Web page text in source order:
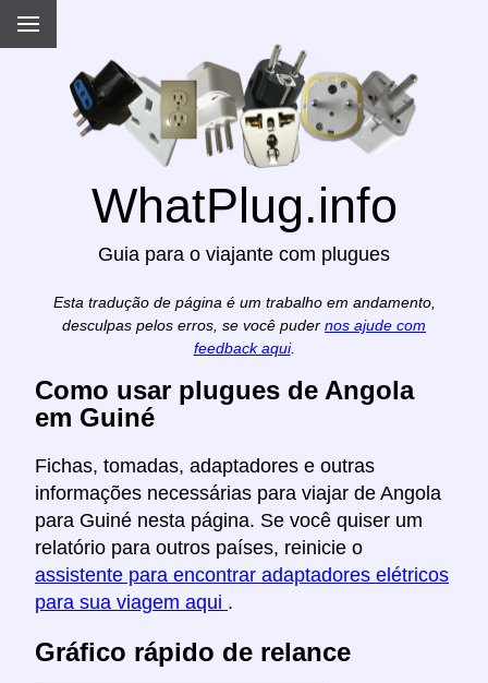
WhatPlug.info
Guia para o viajante com plugues
Esta tradução de página é um trabalho em andamento,
desculpas pelos erros, se você puder nos ajude com
feedback aqui.
Como usar plugues de Angola
em Guiné
Fichas, tomadas, adaptadores e outras
informações necessárias para viajar de Angola
para Guiné nesta página. Se você quiser um
relatório para outros países, reinicie o
assistente para encontrar adaptadores elétricos
para sua viagem aqui .
Gráfico rápido de relance